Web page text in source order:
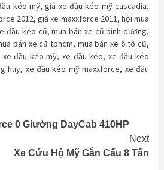
kéo mỹ,giá xe đầu kéo mỹ cascadia,
2012,giá xe maxxforce 2011, hội mua
đầu kéo cũ,mua bán xe cũ bình dương,
bán xe cũ tphcm, mua bán xe ô tô cũ,
xe đầu kéo mỹ,xe đầu kéo, xe đầu kéo
huy, xe đầu kéo mỹ maxxforce, xe đầu
0 Giường DayCab 410HP
Next
Xe Cứu Hộ Mỹ Gắn Cẩu 8 Tấn